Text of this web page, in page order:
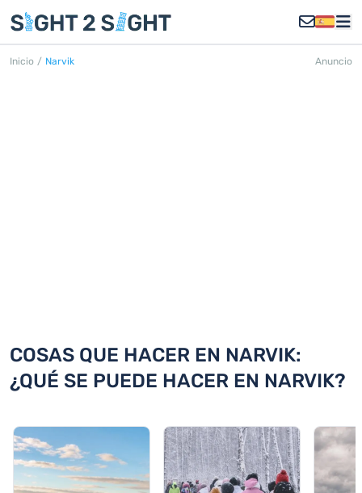
Inicio / Narvik Anuncio
COSAS QUE HACER EN NARVIK:
¿QUÉ SE PUEDE HACER EN NARVIK?